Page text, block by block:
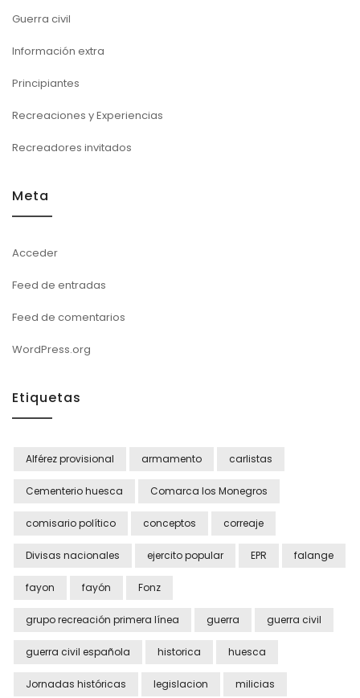
Guerra civil
Información extra
Principiantes
Recreaciones y Experiencias
Recreadores invitados
Meta
Acceder
Feed de entradas
Feed de comentarios
WordPress.org
Etiquetas
Alférez provisional armamento carlistas
Cementerio huesca Comarca los Monegros
comisario político conceptos correaje
Divisas nacionales ejercito popular EPR falange
fayon fayón Fonz
grupo recreación primera línea guerra guerra civil
guerra civil española historica huesca
Jornadas históricas legislacion milicias